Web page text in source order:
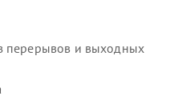
перерывов и выходных